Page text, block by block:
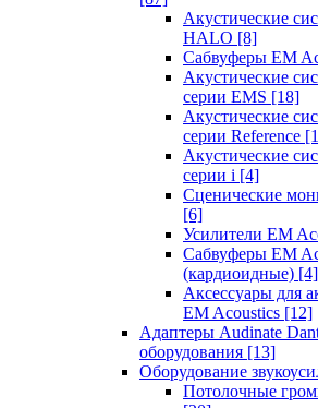
Акустические
HALO [8]
Сабвуферы EM
Акустические
серии EMS [18]
Акустические
серии Reference
Акустические
серии i [4]
Сценические
[6]
Усилители EM
Сабвуферы EM
(кардиоидные) [4]
Аксессуары для
EM Acoustics [12]
Адаптеры Audinate
оборудования [13]
Оборудование
Потолочные